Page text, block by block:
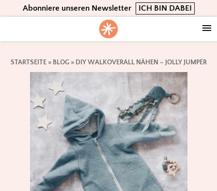
to
navigation
to
content
to
Abonniere unseren Newsletter ICH BIN DABEI
STARTSEITE» BLOG» DIY WALKOVERALL NÄHEN – JOLLY JUMPER